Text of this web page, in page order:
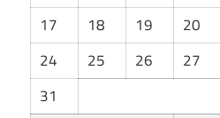
17
18 19 20
24
25 26 27
31